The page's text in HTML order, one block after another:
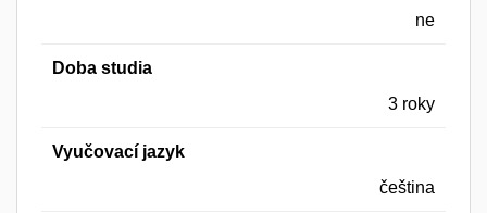
ne
Doba studia
3 roky
Vyučovací jazyk
čeština